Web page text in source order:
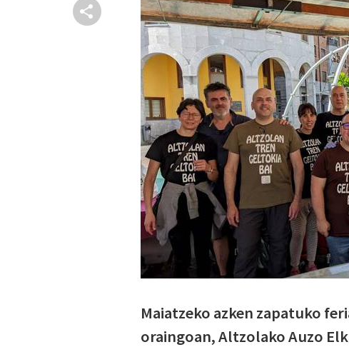
Maiatzeko azken zapatuko
oraingoan, Altzolako Auzo